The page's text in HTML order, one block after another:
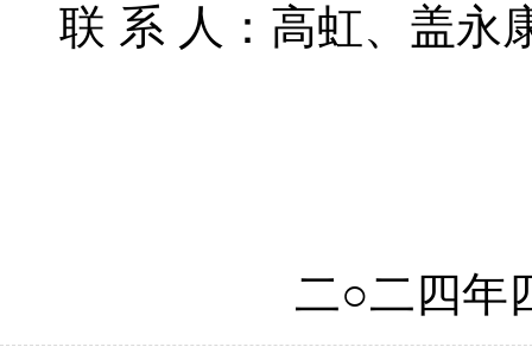
联 系 人： 高虹、盖永
二○二四年